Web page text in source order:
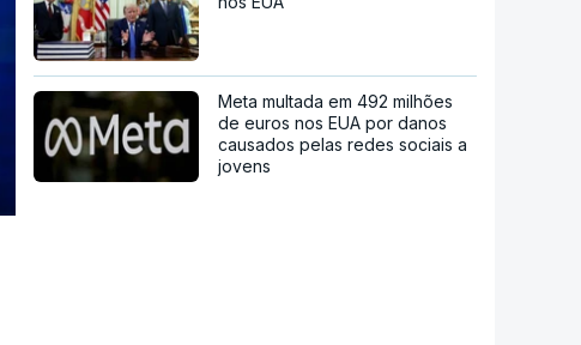
Meta multada em 492 milhões
de euros nos EUA por danos
causados pelas redes sociais a
jovens